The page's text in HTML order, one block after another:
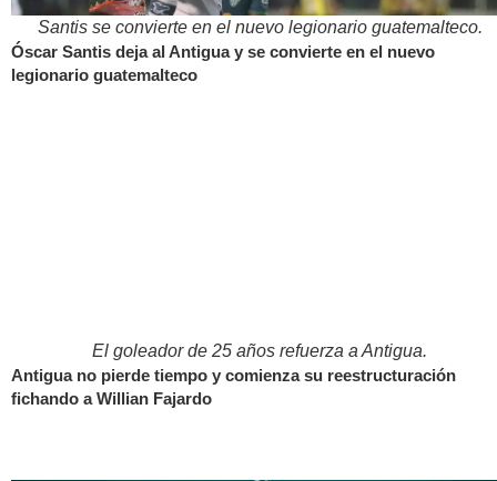
Santis se convierte en el nuevo legionario guatemalteco.
Óscar Santis deja al Antigua y se convierte en el nuevo
legionario guatemalteco
El goleador de 25 años refuerza a Antigua.
Antigua no pierde tiempo y comienza su reestructuración
fichando a Willian Fajardo